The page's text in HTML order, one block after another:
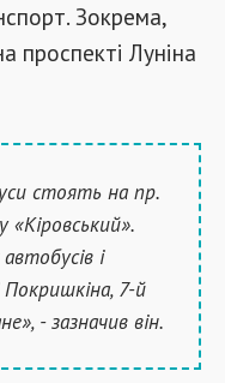
Зокрема,
проспекті Луніна
стоять на пр.
«Кіровський».
і
7-й
- зазначив він.